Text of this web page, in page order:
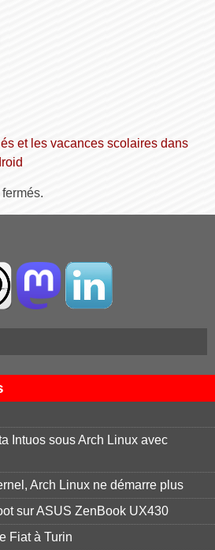
et les vacances scolaires dans
Intuos sous Arch Linux avec
Arch Linux ne démarre plus
sur ASUS ZenBook UX430
Fiat à Turin